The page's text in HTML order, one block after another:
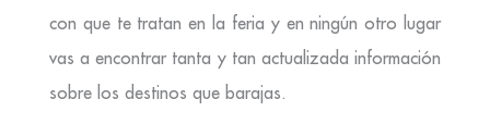
con que te tratan en la feria y en ningún otro lugar
vas a encontrar tanta y tan actualizada información
sobre los destinos que barajas.